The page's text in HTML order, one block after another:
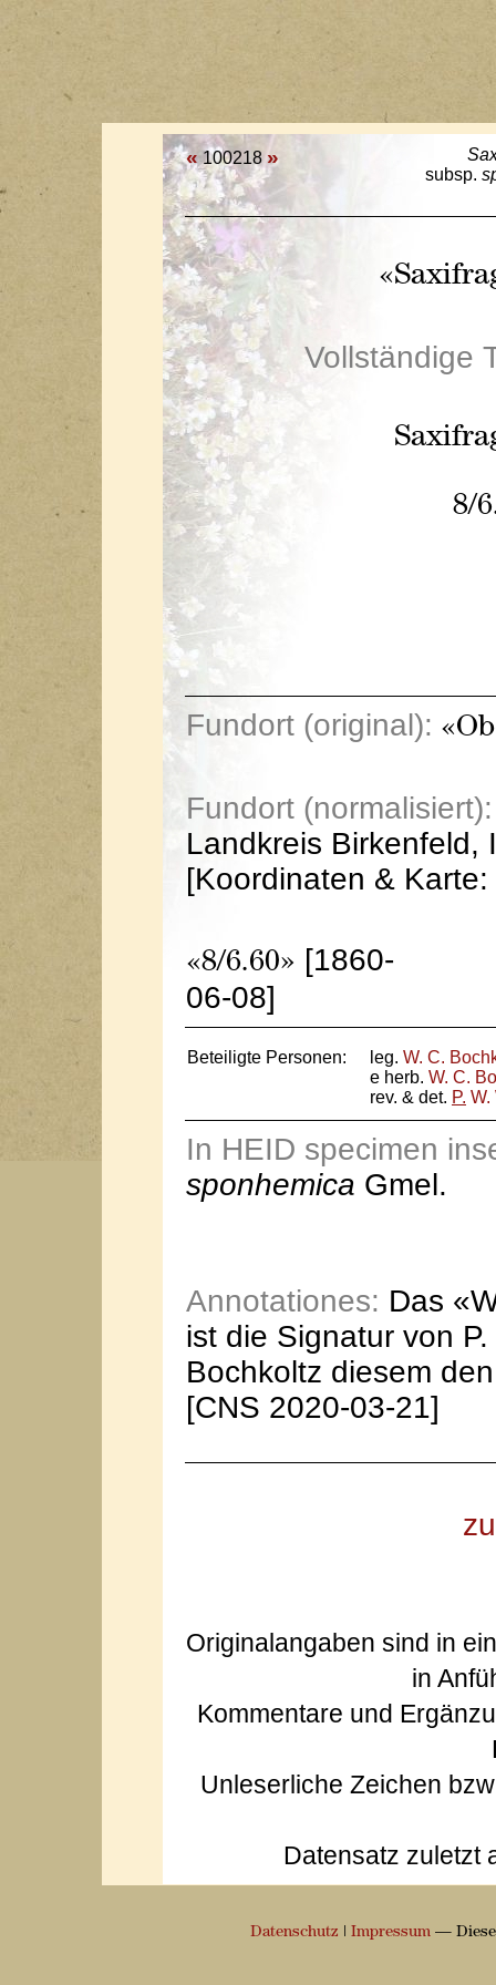
« 100218 »
subsp.
Vollständige
8/
Fundort (original):
Fundort (normalisiert):
Landkreis Birkenfeld,
[Koordinaten & Karte:
«8/6.60» [1860-
06-08]
Beteiligte Personen: leg. W. C.
e herb. W. C.
rev. & det. P. W.
In HEID specimen
sponhemica Gmel.
Annotationes: Das
ist die Signatur von
Bochkoltz diesem
[CNS 2020-03-21]
Originalangaben sind in
in
Kommentare und
Unleserliche Zeichen
Datensatz zuletzt
Datenschutz Impressum— Diese